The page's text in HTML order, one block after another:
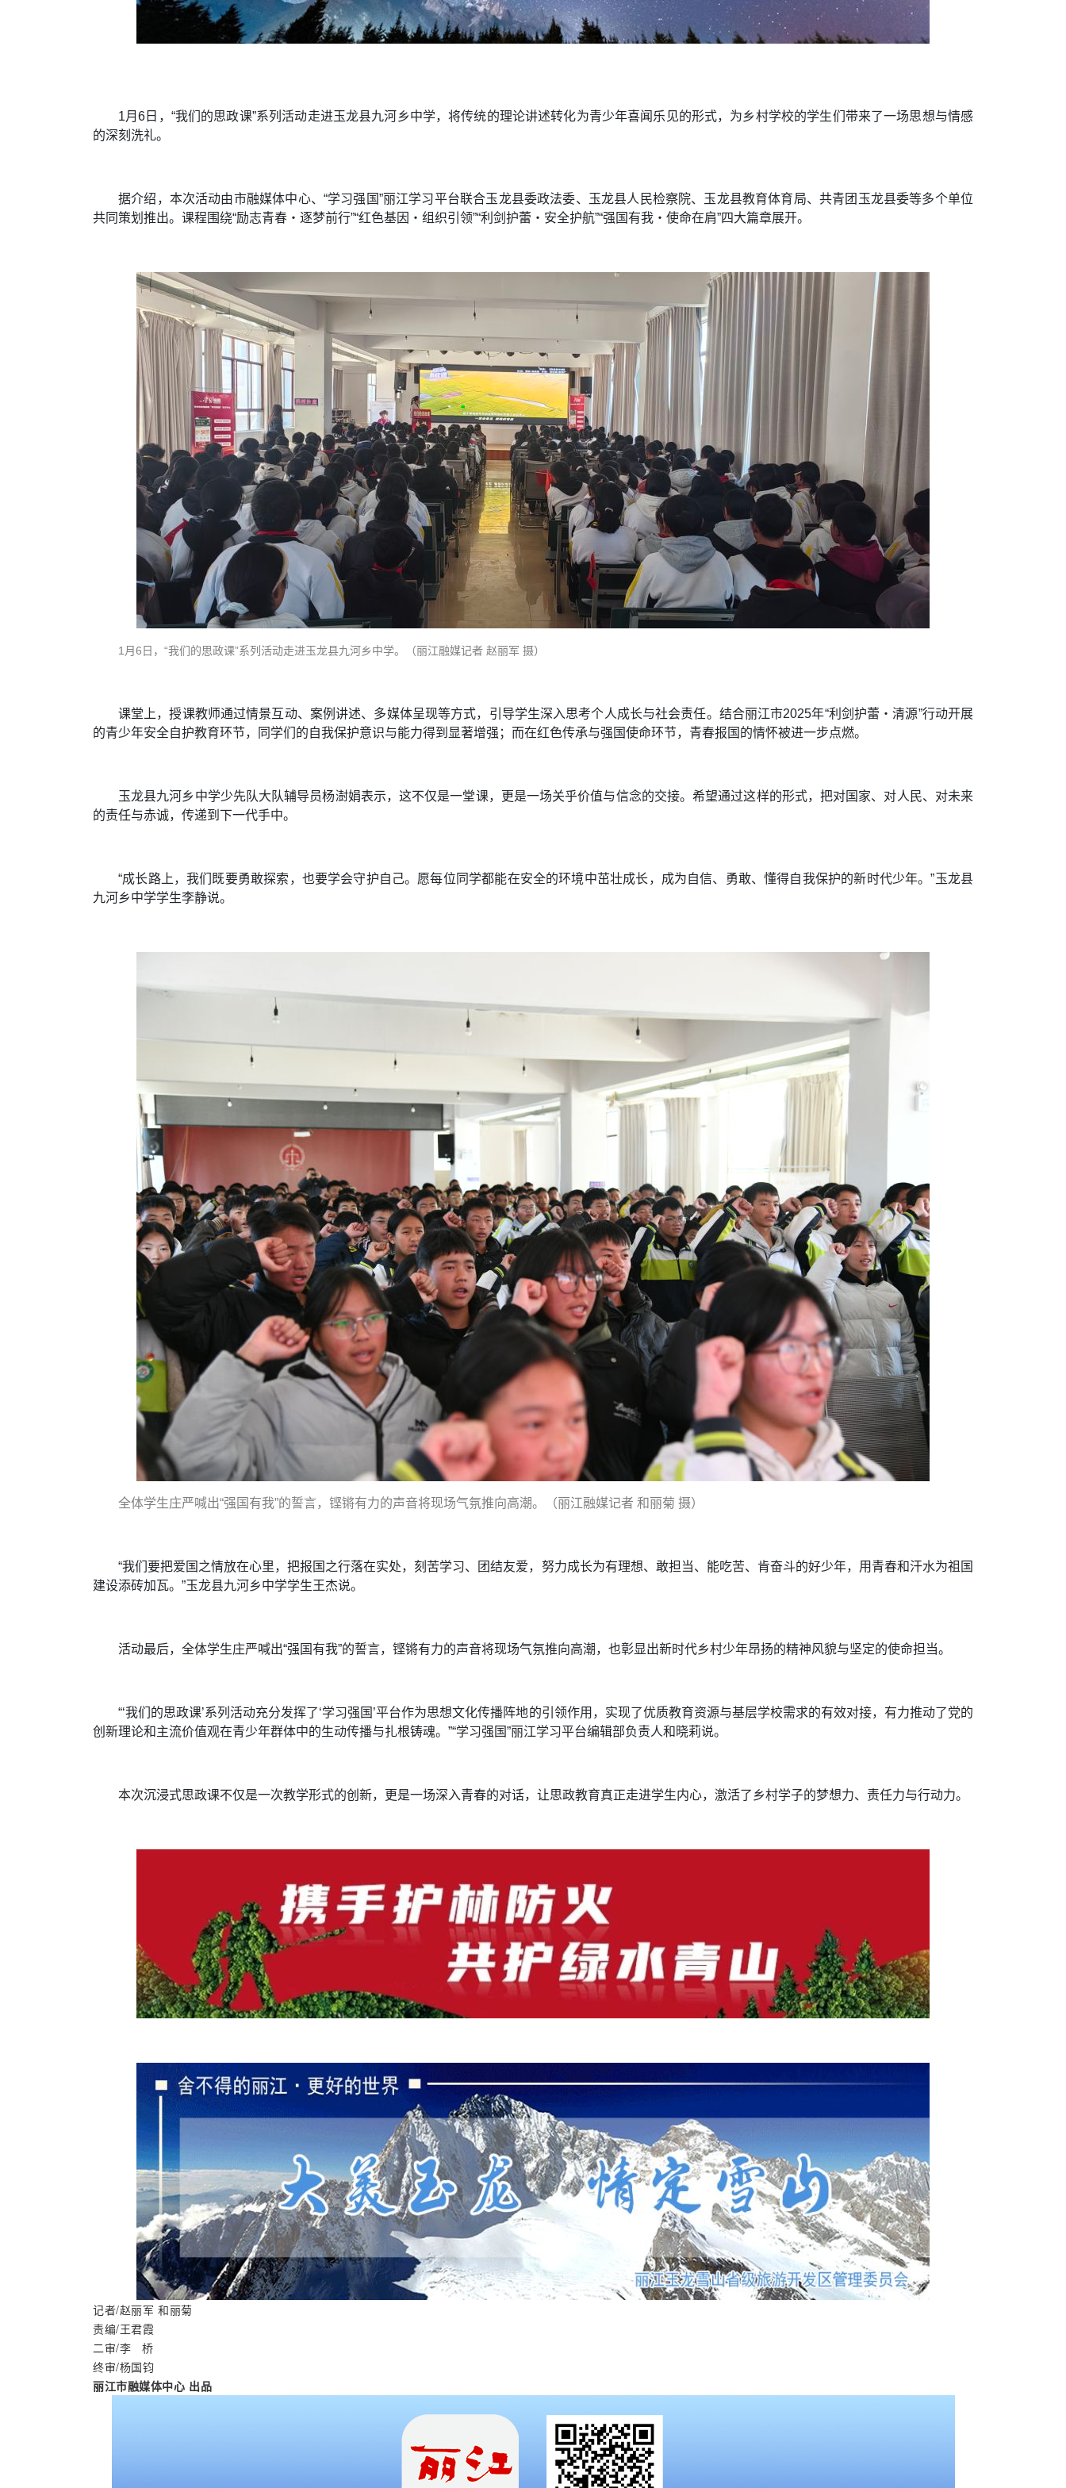
1月6日，“我们的思政课”系列活动走进玉龙县九河乡中学，将传统的理论讲述转化为青少年喜闻乐见的形式，为乡村学校的学生们带来了一场思想与情感
的深刻洗礼。
据介绍，本次活动由市融媒体中心、“学习强国”丽江学习平台联合玉龙县委政法委、玉龙县人民检察院、玉龙县教育体育局、共青团玉龙县委等多个单位
共同策划推出。课程围绕“励志青春・逐梦前行”“红色基因・组织引领”“利剑护蕾・安全护航”“强国有我・使命在肩”四大篇章展开。
1月6日，“我们的思政课”系列活动走进玉龙县九河乡中学。（丽江融媒记者 赵丽军 摄）
课堂上，授课教师通过情景互动、案例讲述、多媒体呈现等方式，引导学生深入思考个人成长与社会责任。结合丽江市2025年“利剑护蕾・清源”行动开展
的青少年安全自护教育环节，同学们的自我保护意识与能力得到显著增强；而在红色传承与强国使命环节，青春报国的情怀被进一步点燃。
玉龙县九河乡中学少先队大队辅导员杨澍娟表示，这不仅是一堂课，更是一场关乎价值与信念的交接。希望通过这样的形式，把对国家、对人民、对未来
的责任与赤诚，传递到下一代手中。
“成长路上，我们既要勇敢探索，也要学会守护自己。愿每位同学都能在安全的环境中茁壮成长，成为自信、勇敢、懂得自我保护的新时代少年。”玉龙县
九河乡中学学生李静说。
全体学生庄严喊出“强国有我”的誓言，铿锵有力的声音将现场气氛推向高潮。（丽江融媒记者 和丽菊 摄）
“我们要把爱国之情放在心里，把报国之行落在实处，刻苦学习、团结友爱，努力成长为有理想、敢担当、能吃苦、肯奋斗的好少年，用青春和汗水为祖国
建设添砖加瓦。”玉龙县九河乡中学学生王杰说。
活动最后，全体学生庄严喊出“强国有我”的誓言，铿锵有力的声音将现场气氛推向高潮，也彰显出新时代乡村少年昂扬的精神风貌与坚定的使命担当。
“‘我们的思政课’系列活动充分发挥了‘学习强国’平台作为思想文化传播阵地的引领作用，实现了优质教育资源与基层学校需求的有效对接，有力推动了党的
创新理论和主流价值观在青少年群体中的生动传播与扎根铸魂。”“学习强国”丽江学习平台编辑部负责人和晓莉说。
本次沉浸式思政课不仅是一次教学形式的创新，更是一场深入青春的对话，让思政教育真正走进学生内心，激活了乡村学子的梦想力、责任力与行动力。
记者/赵丽军 和丽菊
责编/王君霞
二审/李   桥
终审/杨国钧
丽江市融媒体中心 出品